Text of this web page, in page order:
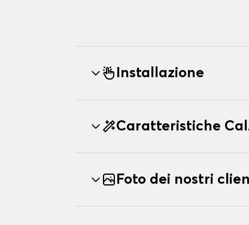
Installazione
Caratteristiche
Foto dei nostri